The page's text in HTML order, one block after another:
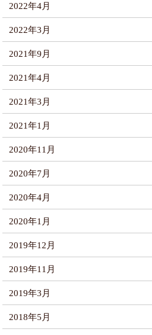
2022年4月
2022年3月
2021年9月
2021年4月
2021年3月
2021年1月
2020年11月
2020年7月
2020年4月
2020年1月
2019年12月
2019年11月
2019年3月
2018年5月